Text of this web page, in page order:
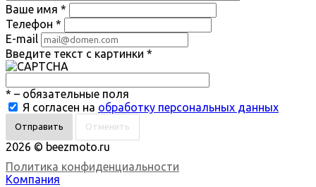
Ваше имя *
Телефон *
E-mail
Введите текст с картинки *
* – обязательные поля
Я согласен на обработку персональных данных
Отменить
2026 © beezmoto.ru
Политика конфиденциальности
Компания